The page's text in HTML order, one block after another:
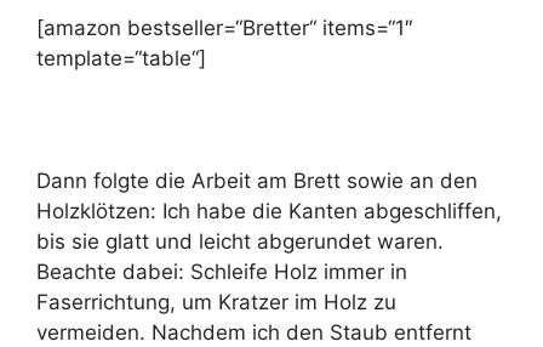
[amazon bestseller=“Bretter“ items=“1″
template=“table“]
Dann folgte die Arbeit am Brett sowie an den
Holzklötzen: Ich habe die Kanten abgeschliffen,
bis sie glatt und leicht abgerundet waren.
Beachte dabei: Schleife Holz immer in
Faserrichtung, um Kratzer im Holz zu
vermeiden. Nachdem ich den Staub entfernt